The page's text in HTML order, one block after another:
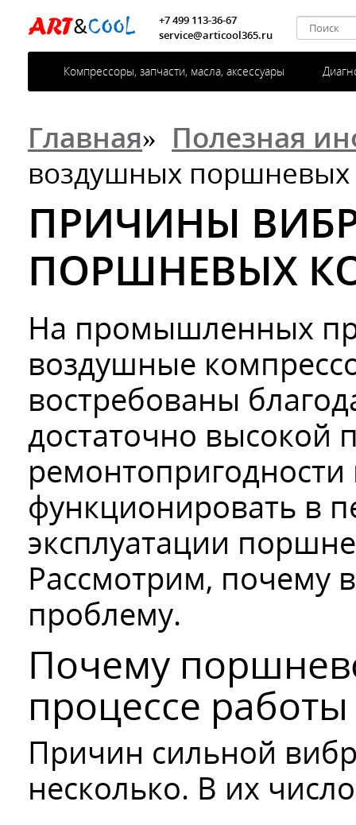
Компрессоры, запчасти, масла, аксессуары
+7 499 113-36-67
service@articool365.ru
Главная» Полезная
воздушных поршневых
ПРИЧИНЫ
ПОРШНЕВЫХ
На промышленных
воздушные
востребованы
достаточно высокой
функционировать в
эксплуатации
Рассмотрим, почему
проблему.
Почему
процессе работы
Причин сильной
несколько. В их